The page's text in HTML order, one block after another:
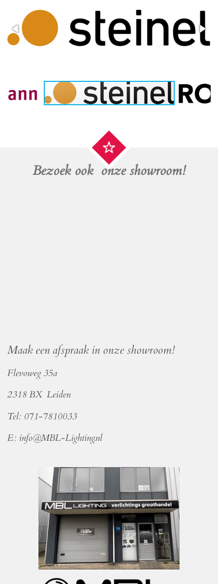
Bezoek ook onze showroom!
Maak een afspraak in onze showroom!
Flevoweg 35a
2318 BX Leiden
Tel: 071-7810033
E: info@MBL-Lighting.nl